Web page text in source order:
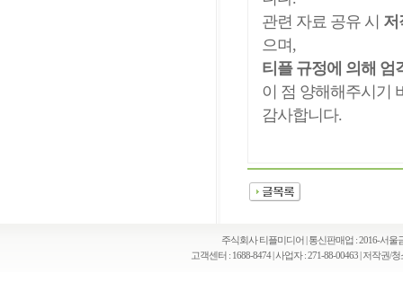
관련 자료 공유 시 저
으며,
티플 규정에 의해 엄
이 점 양해해주시기
감사합니다.
주식회사 티플미디어 | 통신판매업 : 2016-서울
고객센터 : 1688-8474 | 사업자 : 271-88-00463 | 저작권/